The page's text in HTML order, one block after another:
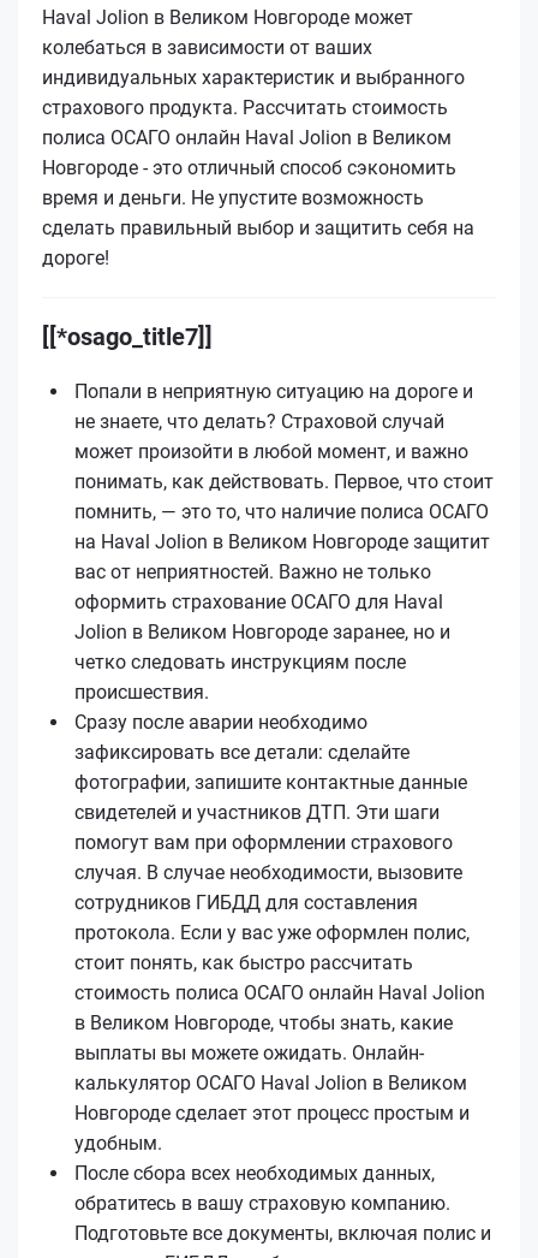
Haval Jolion в Великом Новгороде может
колебаться в зависимости от ваших
индивидуальных характеристик и выбранного
страхового продукта. Рассчитать стоимость
полиса ОСАГО онлайн Haval Jolion в Великом
Новгороде - это отличный способ сэкономить
время и деньги. Не упустите возможность
сделать правильный выбор и защитить себя на
дороге!
[[*osago_title7]]
Попали в неприятную ситуацию на дороге и
не знаете, что делать? Страховой случай
может произойти в любой момент, и важно
понимать, как действовать. Первое, что стоит
помнить, — это то, что наличие полиса ОСАГО
на Haval Jolion в Великом Новгороде защитит
вас от неприятностей. Важно не только
оформить страхование ОСАГО для Haval
Jolion в Великом Новгороде заранее, но и
четко следовать инструкциям после
происшествия.
Сразу после аварии необходимо
зафиксировать все детали: сделайте
фотографии, запишите контактные данные
свидетелей и участников ДТП. Эти шаги
помогут вам при оформлении страхового
случая. В случае необходимости, вызовите
сотрудников ГИБДД для составления
протокола. Если у вас уже оформлен полис,
стоит понять, как быстро рассчитать
стоимость полиса ОСАГО онлайн Haval Jolion
в Великом Новгороде, чтобы знать, какие
выплаты вы можете ожидать. Онлайн-
калькулятор ОСАГО Haval Jolion в Великом
Новгороде сделает этот процесс простым и
удобным.
После сбора всех необходимых данных,
обратитесь в вашу страховую компанию.
Подготовьте все документы, включая полис и